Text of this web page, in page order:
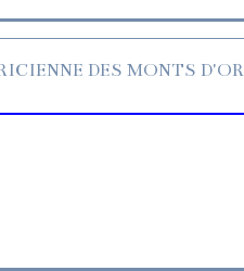
DES MONTS D'OR